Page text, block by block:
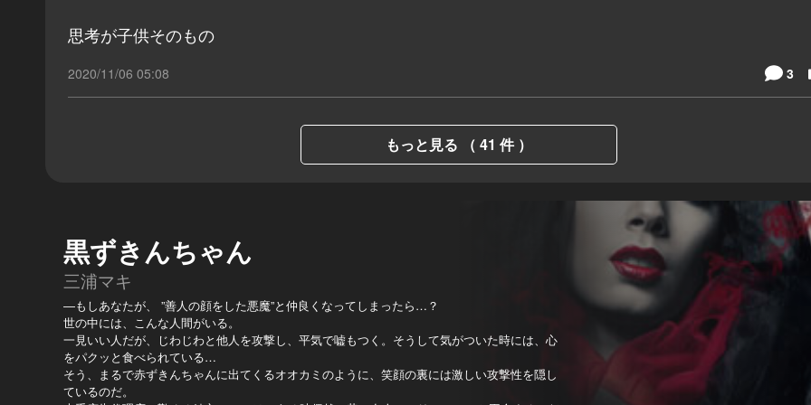
思考が子供そのもの
2020/11/06 05:08 3
もっと見る （ 41 件 ）
黒ずきんちゃん
三浦マキ
―もしあなたが、 ”善人の顔をした悪魔”と仲良くなってしまったら…？
世の中には、こんな人間がいる。
一見いい人だが、じわじわと他人を攻撃し、平気で嘘もつく。そうして気がついた時には、心
をパクッと食べられている…
そう、まるで赤ずきんちゃんに出てくるオオカミのように、笑顔の裏には激しい攻撃性を隠し
ているのだ。